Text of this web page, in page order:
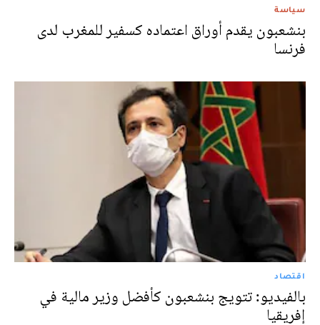
سياسة
بنشعبون يقدم أوراق اعتماده كسفير للمغرب لدى
فرنسا
اقتصاد
بالفيديو: تتويج بنشعبون كأفضل وزير مالية في
إفريقيا